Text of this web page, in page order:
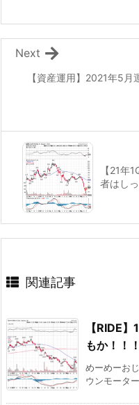
【資産運用】2021年5月
Next
【21年
者はし
関連記事
【RIDE
もか！！！
めーめーお
ウンモータ